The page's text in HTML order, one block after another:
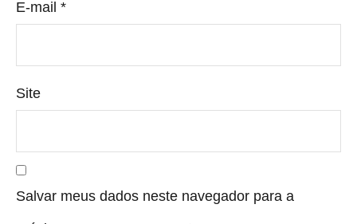
E-mail *
Site
Salvar meus dados neste navegador para a